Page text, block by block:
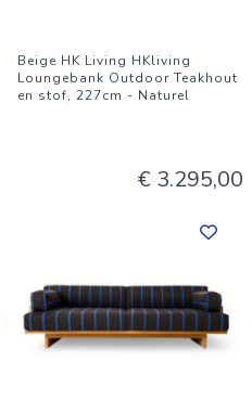
Beige HK Living HKliving
Loungebank Outdoor Teakhout
en stof, 227cm - Naturel
€ 3.295,00